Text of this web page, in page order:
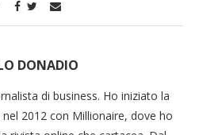
DONADIO
di business. Ho iniziato la
2012 con Millionaire, dove ho